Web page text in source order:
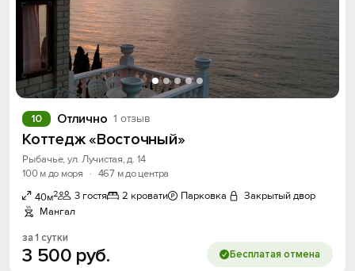
Отлично 1 отзыв
10
Коттедж «Восточный»
Рыбачье, ул. Лучистая, д. 14
100 м до моря
· 467 м до центра
40м2 3 гостя 2 кровати Парковка
Закрытый двор
Мангал
за 1 сутки
3 500 руб. Бесплатая отмена